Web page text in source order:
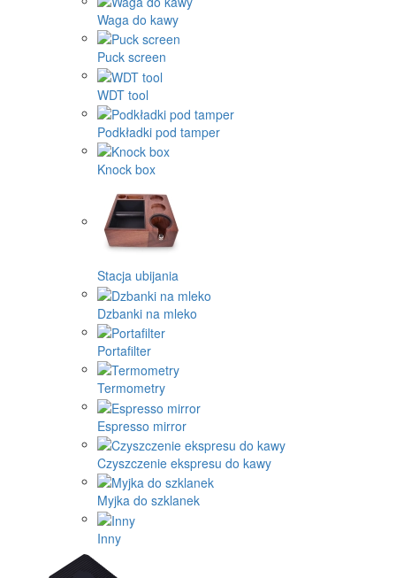
Waga do kawy
Puck screen
WDT tool
Podkładki pod tamper
Knock box
Stacja ubijania
Dzbanki na mleko
Portafilter
Termometry
Espresso mirror
Czyszczenie ekspresu do kawy
Myjka do szklanek
Inny